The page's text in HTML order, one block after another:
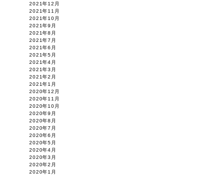
2021年12月
2021年11月
2021年10月
2021年9月
2021年8月
2021年7月
2021年6月
2021年5月
2021年4月
2021年3月
2021年2月
2021年1月
2020年12月
2020年11月
2020年10月
2020年9月
2020年8月
2020年7月
2020年6月
2020年5月
2020年4月
2020年3月
2020年2月
2020年1月